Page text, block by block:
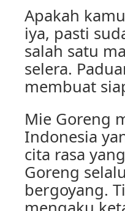
Apakah
iya, pasti
salah satu
selera.
membuat
Mie Goreng
Indonesia
cita rasa
Goreng
bergoyang.